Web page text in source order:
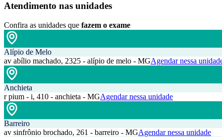
Atendimento nas unidades
Confira as unidades que fazem o exame
Alípio de Melo
av abílio machado, 2325 - alípio de melo - MGAgendar nessa
Anchieta
r pium - i, 410 - anchieta - MGAgendar nessa unidade
Barreiro
av sinfrônio brochado, 261 - barreiro - MGAgendar nessa unidade